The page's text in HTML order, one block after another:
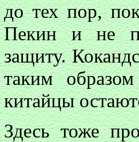
до тех пор,
Пекин и не
защиту.
таким
китайцы
Здесь тоже